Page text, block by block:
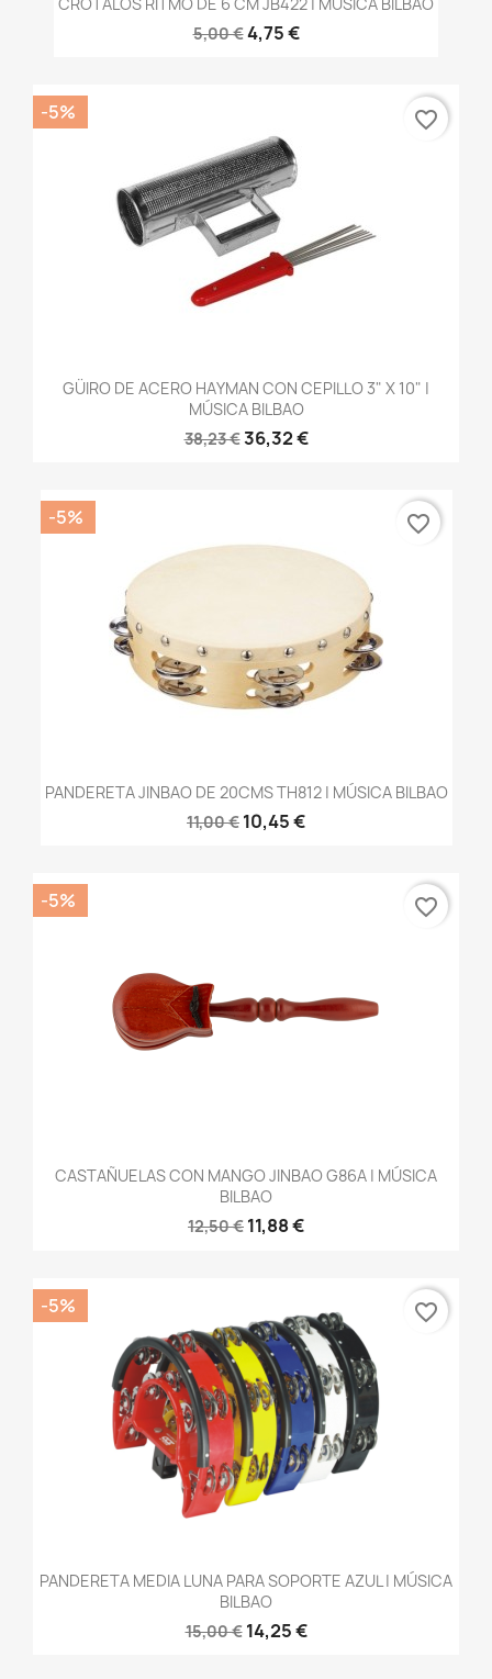
5,00 €4,75 €
GÜIRO DE ACERO HAYMAN CON CEPILLO 3" X 10" |
MÚSICA BILBAO
38,23 €36,32 €
-5% favorite_border
PANDERETA JINBAO DE 20CMS TH812 | MÚSICA BILBAO
11,00 € 10,45 €
-5% favorite_border
CASTAÑUELAS CON MANGO JINBAO G86A | MÚSICA
BILBAO
12,50 € 11,88 €
-5% favorite_border
PANDERETA MEDIA LUNA PARA SOPORTE AZUL | MÚSICA
BILBAO
15,00 € 14,25 €
-5% favorite_border